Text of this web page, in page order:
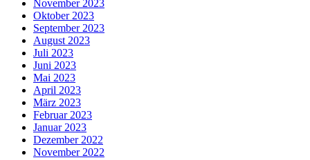
November 2023
Oktober 2023
September 2023
August 2023
Juli 2023
Juni 2023
Mai 2023
April 2023
März 2023
Februar 2023
Januar 2023
Dezember 2022
November 2022